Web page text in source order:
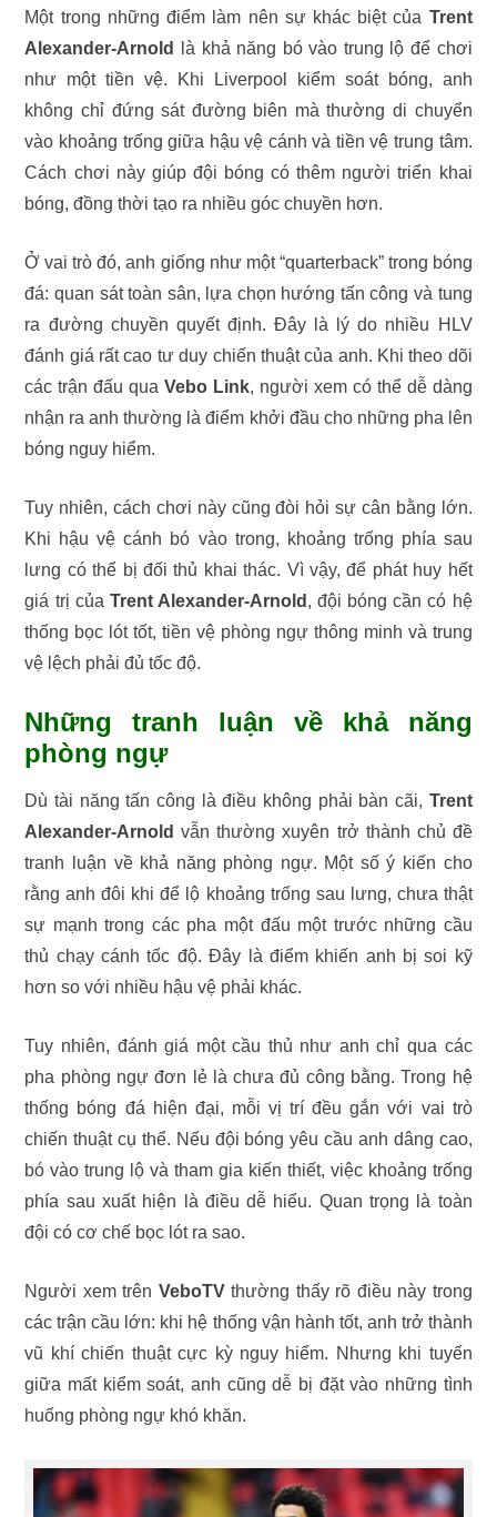
Một trong những điểm làm nên sự khác biệt của Trent
Alexander-Arnold
là khả năng bó vào trung lộ để chơi
như một tiền vệ. Khi Liverpool kiểm soát bóng, anh
không chỉ đứng sát đường biên mà thường di chuyển
vào khoảng trống giữa hậu vệ cánh và tiền vệ trung tâm.
Cách chơi này giúp đội bóng có thêm người triển khai
bóng, đồng thời tạo ra nhiều góc chuyền hơn.
Ở vai trò đó, anh giống như một “quarterback” trong bóng
đá: quan sát toàn sân, lựa chọn hướng tấn công và tung
ra đường chuyền quyết định. Đây là lý do nhiều HLV
đánh giá rất cao tư duy chiến thuật của anh. Khi theo dõi
các trận đấu quaVebo Link, người xem có thể dễ dàng
nhận ra anh thường là điểm khởi đầu cho những pha lên
bóng nguy hiểm.
Tuy nhiên, cách chơi này cũng đòi hỏi sự cân bằng lớn.
Khi hậu vệ cánh bó vào trong, khoảng trống phía sau
lưng có thể bị đối thủ khai thác. Vì vậy, để phát huy hết
giá trị của Trent Alexander-Arnold , đội bóng cần có hệ
thống bọc lót tốt, tiền vệ phòng ngự thông minh và trung
vệ lệch phải đủ tốc độ.
Những tranh luận về khả năng
phòng ngự
Dù tài năng tấn công là điều không phải bàn cãi, Trent
Alexander-Arnold vẫn thường xuyên trở thành chủ đề
tranh luận về khả năng phòng ngự. Một số ý kiến cho
rằng anh đôi khi để lộ khoảng trống sau lưng, chưa thật
sự mạnh trong các pha một đấu một trước những cầu
thủ chạy cánh tốc độ. Đây là điểm khiến anh bị soi kỹ
hơn so với nhiều hậu vệ phải khác.
Tuy nhiên, đánh giá một cầu thủ như anh chỉ qua các
pha phòng ngự đơn lẻ là chưa đủ công bằng. Trong hệ
thống bóng đá hiện đại, mỗi vị trí đều gắn với vai trò
chiến thuật cụ thể. Nếu đội bóng yêu cầu anh dâng cao,
bó vào trung lộ và tham gia kiến thiết, việc khoảng trống
phía sau xuất hiện là điều dễ hiểu. Quan trọng là toàn
đội có cơ chế bọc lót ra sao.
Người xem trên VeboTVthường thấy rõ điều này trong
các trận cầu lớn: khi hệ thống vận hành tốt, anh trở thành
vũ khí chiến thuật cực kỳ nguy hiểm. Nhưng khi tuyến
giữa mất kiểm soát, anh cũng dễ bị đặt vào những tình
huống phòng ngự khó khăn.